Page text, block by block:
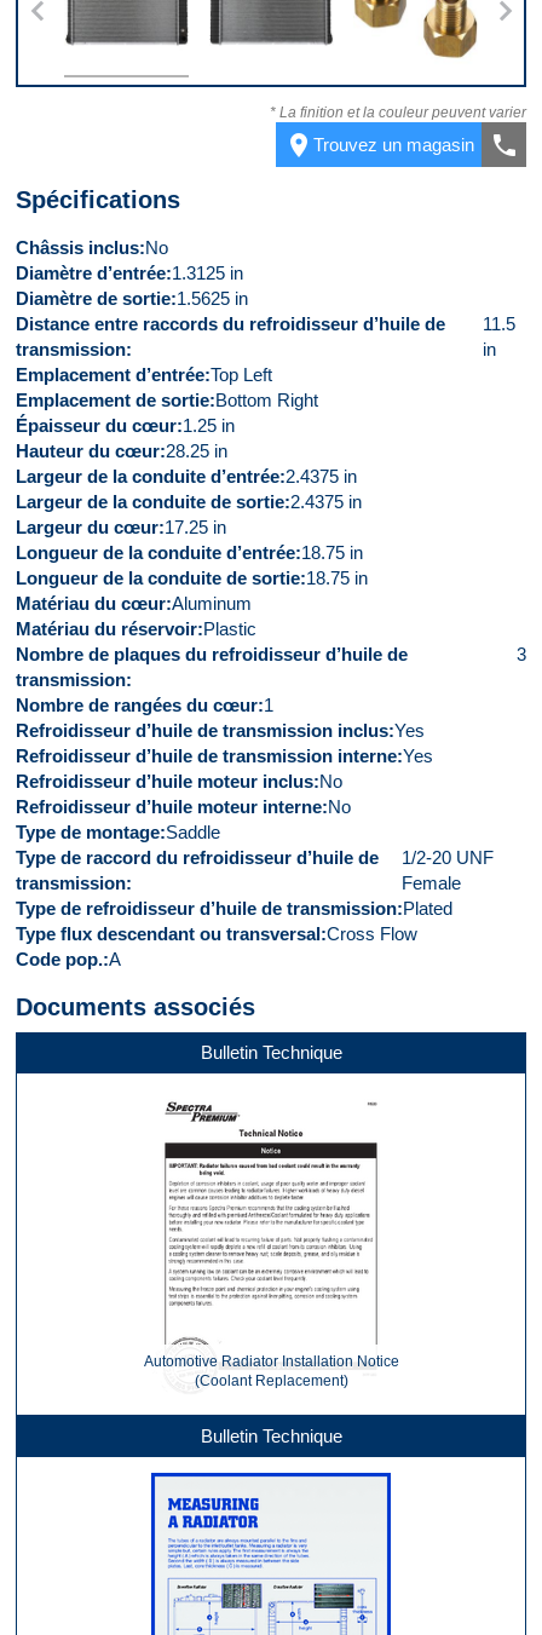
Derrière Kit
* La finition et la couleur peuvent varier
place Trouvez un magasin call
Spécifications
Châssis inclus No
Diamètre d’entrée 1.3125 in
Diamètre de sortie 1.5625 in
Distance entre raccords du refroidisseur d’huile de
transmission
11.5
in
Emplacement d’entrée Top Left
Emplacement de sortie Bottom Right
Épaisseur du cœur 1.25 in
Hauteur du cœur 28.25 in
Largeur de la conduite d’entrée 2.4375 in
Largeur de la conduite de sortie 2.4375 in
Largeur du cœur 17.25 in
Longueur de la conduite d’entrée 18.75 in
Longueur de la conduite de sortie 18.75 in
Matériau du cœur Aluminum
Matériau du réservoir Plastic
Nombre de plaques du refroidisseur d’huile de
transmission
3
Nombre de rangées du cœur 1
Refroidisseur d’huile de transmission inclus Yes
Refroidisseur d’huile de transmission interne Yes
Refroidisseur d’huile moteur inclus No
Refroidisseur d’huile moteur interne No
Type de montage Saddle
Type de raccord du refroidisseur d’huile de
transmission
1/2-20 UNF
Female
Type de refroidisseur d’huile de transmission Plated
Type flux descendant ou transversal Cross Flow
Code pop. A
Documents associés
Bulletin Technique
Automotive Radiator Installation Notice
(Coolant Replacement)
Bulletin Technique